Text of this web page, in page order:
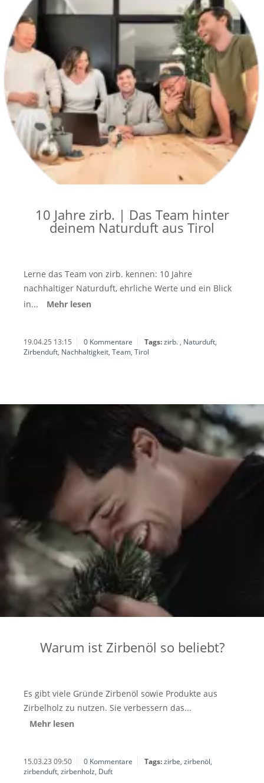
10 Jahre zirb. | Das Team hinter
deinem Naturduft aus Tirol
Lerne das Team von zirb. kennen: 10 Jahre
nachhaltiger Naturduft, ehrliche Werte und ein Blick
in...
Mehr lesen
19.04.25 13:15 0 Kommentare Tags:zirb. , Naturduft,
Zirbenduft, Nachhaltigkeit, Team, Tirol
Warum ist Zirbenöl so beliebt?
Es gibt viele Gründe Zirbenöl sowie Produkte aus
Zirbelholz zu nutzen. Sie verbessern das...
Mehr lesen
15.03.23 09:50 0 Kommentare Tags:zirbe, zirbenöl,
zirbenduft, zirbenholz, Duft